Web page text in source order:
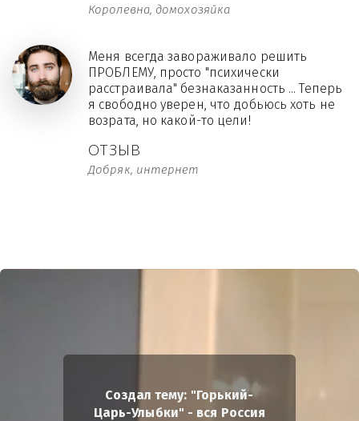
Королевна, домохозяйка
ОТЗЫВ
Добряк, интернет
Меня всегда завораживало решить
ПРОБЛЕМУ, просто "психически
расстраивала" безнаказанность ... Теперь
я свободно уверен, что добьюсь хоть не
возрата, но какой-то цели!
Создал тему: "Горький-
Царь-Улыбки" - вся Россия